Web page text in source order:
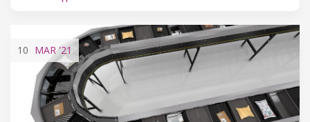
10 MAR'21